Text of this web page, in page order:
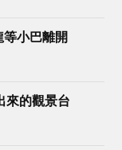
小巴離開
的觀景台